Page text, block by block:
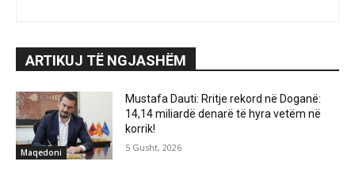
ARTIKUJ TË NGJASHËM
Maqedoni
Mustafa Dauti: Rritje rekord në Doganë:
14,14 miliardë denarë të hyra vetëm në
korrik!
5 Gusht, 2026